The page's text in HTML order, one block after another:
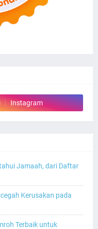
Instagram
Jamaah, dari Daftar
Kerusakan pada
Terbaik untuk